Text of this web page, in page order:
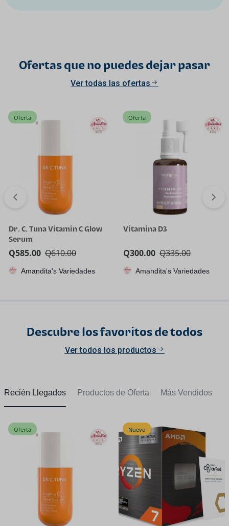
Ofertas que no puedes dejar pasar
Ver todas las ofertas
Oferta
Dr. C. Tuna Vitamin C Glow
Serum
Q610.00
Q585.00
Amandita's Variedades
Oferta
Vitamina D3
Q335.00
Q300.00
Amandita's Variedades
Descubre los favoritos de todos
Ver todos los productos
Recién Llegados Productos de Oferta Más Vendidos
Oferta Nuevo